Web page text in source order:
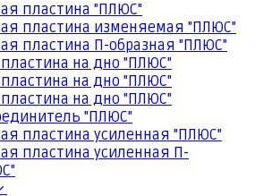
пластина "ПЛЮС"
пластина изменяемая "ПЛЮС"
пластина П-образная "ПЛЮС"
на дно "ПЛЮС"
на дно "ПЛЮС"
на дно "ПЛЮС"
"ПЛЮС"
пластина усиленная "ПЛЮС"
пластина усиленная П-